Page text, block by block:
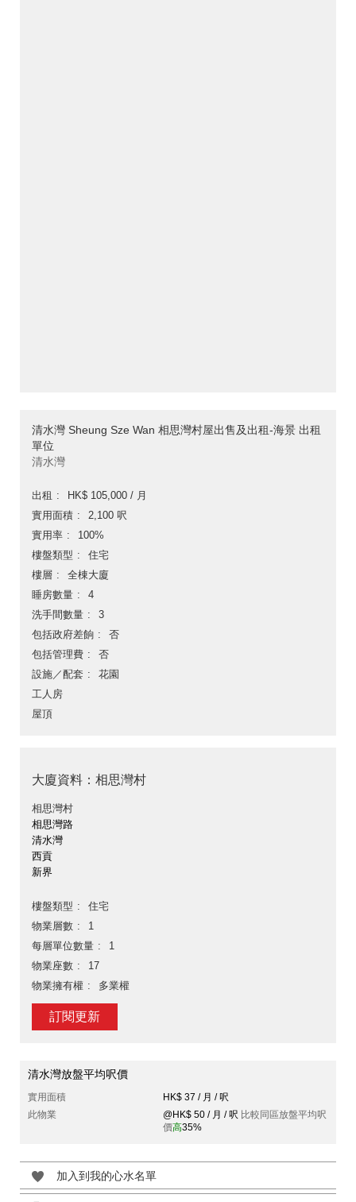
清水灣 Sheung Sze Wan 相思灣村屋出售及出租-海景 出租
單位
清水灣
出租
HK$ 105,000 / 月
實用面積
2,100 呎
實用率
100%
樓盤類型
住宅
樓層
全棟大廈
睡房數量
4
洗手間數量
3
包括政府差餉
否
包括管理費
否
設施／配套
花園
工人房
屋頂
大廈資料：相思灣村
相思灣村
相思灣路
清水灣
西貢
新界
樓盤類型
住宅
物業層數
1
每層單位數量
1
物業座數
17
物業擁有權
多業權
訂閱更新
清水灣放盤平均呎價
實用面積
HK$ 37 / 月 / 呎
此物業
@HK$ 50 / 月 / 呎 比較同區放盤平均呎
價高35%
加入到我的心水名單